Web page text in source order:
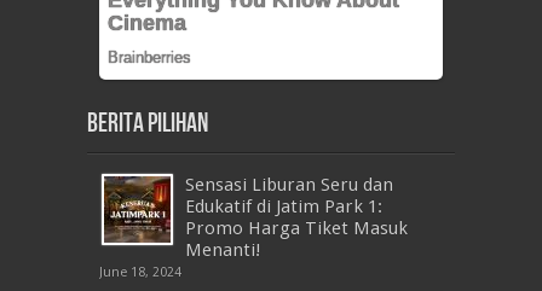
Berita Pilihan
Sensasi Liburan Seru dan
Edukatif di Jatim Park 1:
Promo Harga Tiket Masuk
Menanti!
June 18, 2024